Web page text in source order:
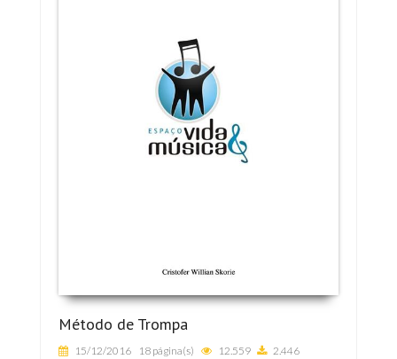
Método de Trompa
15/12/2016 18 página(s) 12.559 2.446